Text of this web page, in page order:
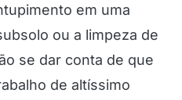
em uma
ou a limpeza de
se dar conta de que
de altíssimo